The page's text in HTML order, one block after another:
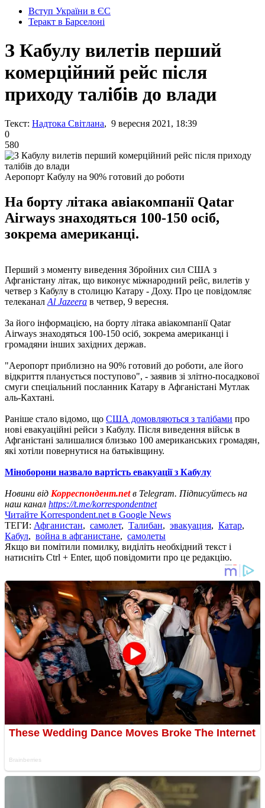
Вступ України в ЄС
Теракт в Барселоні
З Кабулу вилетів перший
комерційний рейс після
приходу талібів до влади
Текст: Надтока Світлана, 9 вересня 2021, 18:39
0
580
Аеропорт Кабулу на 90% готовий до роботи
На борту літака авіакомпанії Qatar
Airways знаходяться 100-150 осіб,
зокрема американці.
Перший з моменту виведення Збройних сил США з
Афганістану літак, що виконує міжнародний рейс, вилетів у
четвер з Кабулу в столицю Катару - Доху. Про це повідомляє
телеканал Al Jazeera в четвер, 9 вересня.
За його інформацією, на борту літака авіакомпанії Qatar
Airways знаходяться 100-150 осіб, зокрема американці і
громадяни інших західних держав.
"Аеропорт приблизно на 90% готовий до роботи, але його
відкриття планується поступово", - заявив зі злітно-посадкової
смуги спеціальний посланник Катару в Афганістані Мутлак
аль-Кахтані.
Раніше стало відомо, що США домовляються з талібами про
нові евакуаційні рейси з Кабулу. Після виведення військ в
Афганістані залишалися близько 100 американських громадян,
які хотіли повернутися на батьківщину.
Міноборони назвало вартість евакуації з Кабулу
Новини від Корреспондент.netв Telegram. Підписуйтесь на
наш канал https://t.me/korrespondentnet
Читайте Korrespondent.net в Google News
ТЕГИ: Афганистан, самолет, Талибан, эвакуация, Катар,
Кабул, война в афганистане, самолеты
Якщо ви помітили помилку, виділіть необхідний текст і
натисніть Ctrl + Enter, щоб повідомити про це редакцію.